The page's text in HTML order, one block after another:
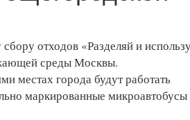
отходов «Разделяй и
среды Москвы.
местах города будут работать
маркированные микроавтобусы